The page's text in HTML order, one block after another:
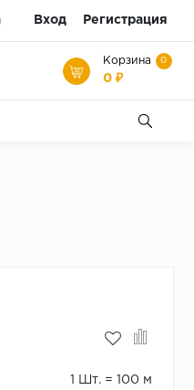
Вход Регистрация
Корзина 0
0 ₽
1 Шт. = 100 м